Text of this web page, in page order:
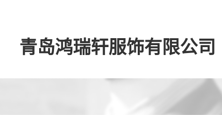
青岛鸿瑞轩服饰有限公司